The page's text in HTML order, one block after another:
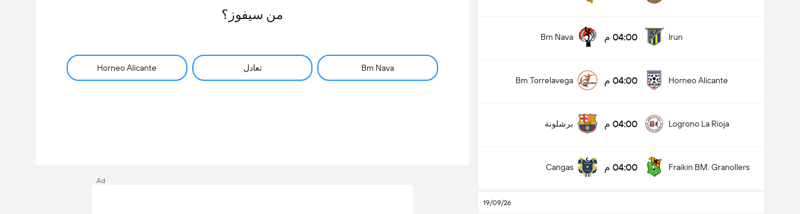
Irun 04:00 م Bm Nava
Horneo Alicante 04:00 م Bm Torrelavega
Logrono La Rioja 04:00 م برشلونة
Fraikin BM. Granollers 04:00 م Cangas
19/09/26
من سيفوز؟
Bm Nava تعادل Horneo Alicante
Ad